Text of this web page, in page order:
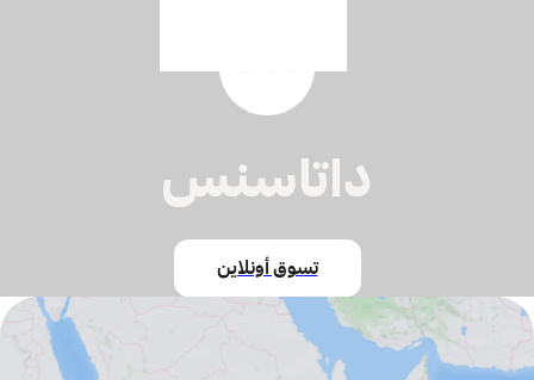
داتاسنس
تسوق أونلاين